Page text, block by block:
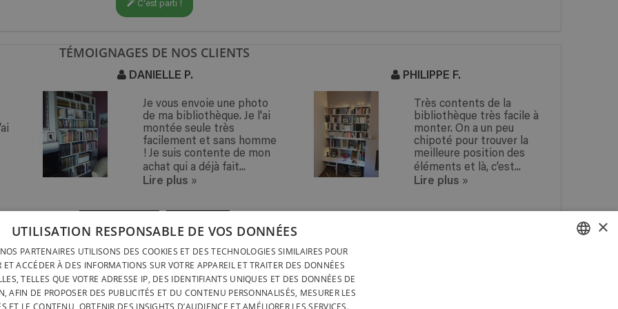
C'est parti !
TÉMOIGNAGES DE NOS CLIENTS
DANIELLE P.
Je vous envoie une photo
de ma bibliothèque. Je l'ai
montée seule très
facilement et sans homme
! Je suis contente de mon
achat qui a déjà fait...
Lire plus »
PHILIPPE F.
Très contents de la
bibliothèque très facile à
monter. On a un peu
chipoté pour trouver la
meilleure position des
éléments et là, c’est...
Lire plus »
RAPIDE &
OUTILS
LIVRAISON PARTOUT EN
LIVRAISON PARTOUT EN
BELGIQUE EN 15 JOURS
SPRL/BVBA
DESIGNÉ ET FABRIQUÉ INTÉGRALEMENT EN BELGIQUE
×
UTILISATION RESPONSABLE DE VOS DONNÉES
PARTENAIRES UTILISONS DES COOKIES ET DES TECHNOLOGIES SIMILAIRES POUR
ET ACCÉDER À DES INFORMATIONS SUR VOTRE APPAREIL ET TRAITER DES DONNÉES
TELLES QUE VOTRE ADRESSE IP, DES IDENTIFIANTS UNIQUES ET DES DONNÉES DE
AFIN DE PROPOSER DES PUBLICITÉS ET DU CONTENU PERSONNALISÉS, MESURER LES
ET LE CONTENU, OBTENIR DES INSIGHTS D’AUDIENCE ET AMÉLIORER LES SERVICES.